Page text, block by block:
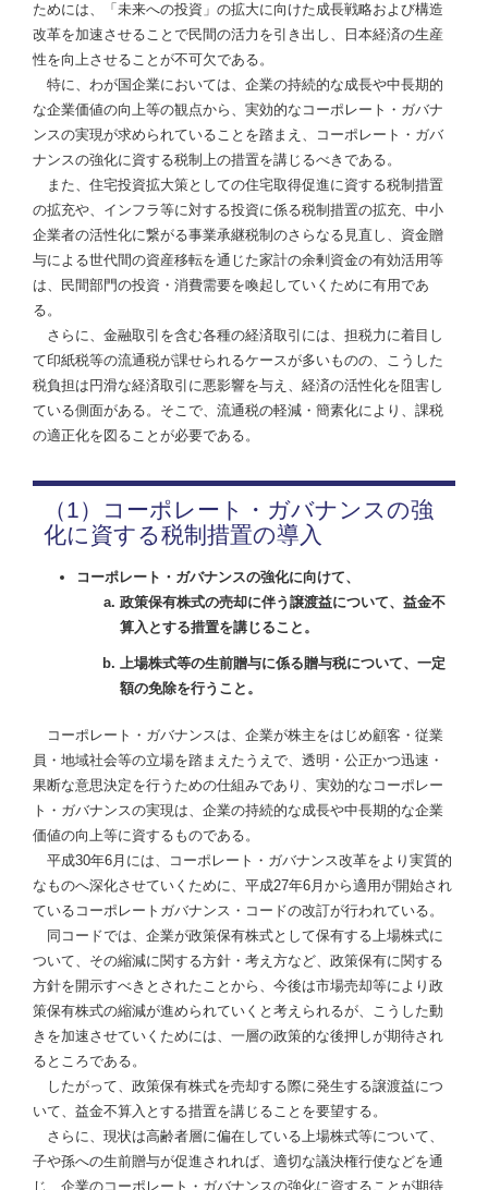
ためには、「未来への投資」の拡大に向けた成長戦略および構造
改革を加速させることで民間の活力を引き出し、日本経済の生産
性を向上させることが不可欠である。
特に、わが国企業においては、企業の持続的な成長や中長期的
な企業価値の向上等の観点から、実効的なコーポレート・ガバナ
ンスの実現が求められていることを踏まえ、コーポレート・ガバ
ナンスの強化に資する税制上の措置を講じるべきである。
また、住宅投資拡大策としての住宅取得促進に資する税制措置
の拡充や、インフラ等に対する投資に係る税制措置の拡充、中小
企業者の活性化に繋がる事業承継税制のさらなる見直し、資金贈
与による世代間の資産移転を通じた家計の余剰資金の有効活用等
は、民間部門の投資・消費需要を喚起していくために有用であ
る。
さらに、金融取引を含む各種の経済取引には、担税力に着目し
て印紙税等の流通税が課せられるケースが多いものの、こうした
税負担は円滑な経済取引に悪影響を与え、経済の活性化を阻害し
ている側面がある。そこで、流通税の軽減・簡素化により、課税
の適正化を図ることが必要である。
（1）コーポレート・ガバナンスの強
化に資する税制措置の導入
コーポレート・ガバナンスの強化に向けて、
政策保有株式の売却に伴う譲渡益について、益金不
算入とする措置を講じること。
上場株式等の生前贈与に係る贈与税について、一定
額の免除を行うこと。
コーポレート・ガバナンスは、企業が株主をはじめ顧客・従業
員・地域社会等の立場を踏まえたうえで、透明・公正かつ迅速・
果断な意思決定を行うための仕組みであり、実効的なコーポレー
ト・ガバナンスの実現は、企業の持続的な成長や中長期的な企業
価値の向上等に資するものである。
平成30年6月には、コーポレート・ガバナンス改革をより実質的
なものへ深化させていくために、平成27年6月から適用が開始され
ているコーポレートガバナンス・コードの改訂が行われている。
同コードでは、企業が政策保有株式として保有する上場株式に
ついて、その縮減に関する方針・考え方など、政策保有に関する
方針を開示すべきとされたことから、今後は市場売却等により政
策保有株式の縮減が進められていくと考えられるが、こうした動
きを加速させていくためには、一層の政策的な後押しが期待され
るところである。
したがって、政策保有株式を売却する際に発生する譲渡益につ
いて、益金不算入とする措置を講じることを要望する。
さらに、現状は高齢者層に偏在している上場株式等について、
子や孫への生前贈与が促進されれば、適切な議決権行使などを通
じ、企業のコーポレート・ガバナンスの強化に資することが期待